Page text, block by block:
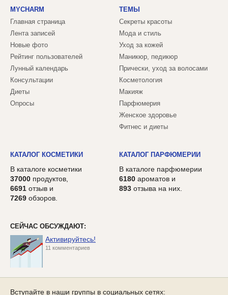
MYCHARM
Главная страница
Лента записей
Новые фото
Рейтинг пользователей
Лунный календарь
Консультации
Диеты
Опросы
ТЕМЫ
Секреты красоты
Мода и стиль
Уход за кожей
Маникюр, педикюр
Прически, уход за волосами
Косметология
Макияж
Парфюмерия
Женское здоровье
Фитнес и диеты
КАТАЛОГ КОСМЕТИКИ
В каталоге косметики
37000 продуктов,
6691 отзыв и
7269 обзоров.
КАТАЛОГ ПАРФЮМЕРИИ
В каталоге парфюмерии
6180 ароматов и
893 отзыва на них.
СЕЙЧАС ОБСУЖДАЮТ:
Активируйтесь!
11 комментариев
Вступайте в наши группы в социальных сетях: